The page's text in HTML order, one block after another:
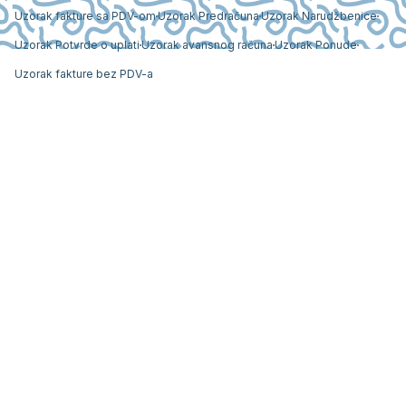
Uzorak fakture sa PDV-omUzorak PredračunaUzorak Narudžbenice
Uzorak Potvrde o uplati Uzorak avansnog računa Uzorak Ponude
Uzorak fakture bez PDV-a